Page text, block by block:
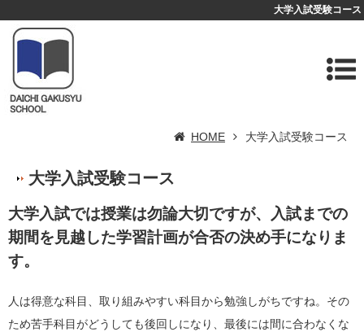
大学入試受験コース
HOME 大学入試受験コース
大学入試受験コース
大学入試では授業は勿論大切ですが、入試までの
期間を見越した学習計画が合否の決め手になりま
す。
人は得意な科目、取り組みやすい科目から勉強しがちですね。その
ため苦手科目がどうしても後回しになり、最後には間に合わなくな